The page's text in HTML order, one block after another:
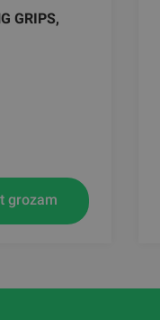
GRIPS,
grozam